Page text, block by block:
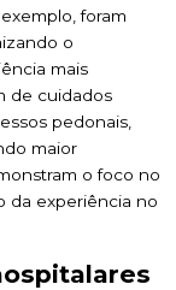
foram
o
mais
de cuidados
pedonais,
maior
o foco no
da experiência no